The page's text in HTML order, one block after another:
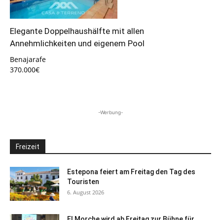
Elegante Doppelhaushälfte mit allen
Annehmlichkeiten und eigenem Pool
Benajarafe
370.000€
-Werbung-
Freizeit
Estepona feiert am Freitag den Tag des
Touristen
6. August 2026